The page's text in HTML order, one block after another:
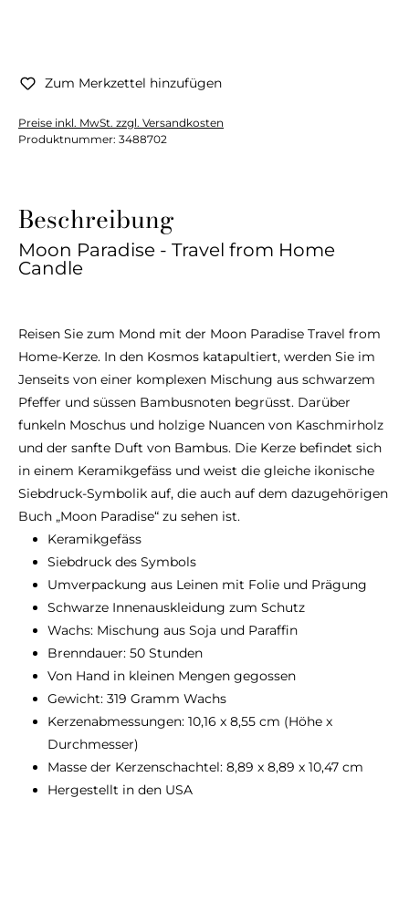
Zum Merkzettel hinzufügen
Preise inkl. MwSt. zzgl. Versandkosten
Produktnummer: 3488702
Beschreibung
Moon Paradise - Travel from Home
Candle
Reisen Sie zum Mond mit der Moon Paradise Travel from
Home-Kerze. In den Kosmos katapultiert, werden Sie im
Jenseits von einer komplexen Mischung aus schwarzem
Pfeffer und süssen Bambusnoten begrüsst. Darüber
funkeln Moschus und holzige Nuancen von Kaschmirholz
und der sanfte Duft von Bambus. Die Kerze befindet sich
in einem Keramikgefäss und weist die gleiche ikonische
Siebdruck-Symbolik auf, die auch auf dem dazugehörigen
Buch „Moon Paradise“ zu sehen ist.
Keramikgefäss
Siebdruck des Symbols
Umverpackung aus Leinen mit Folie und Prägung
Schwarze Innenauskleidung zum Schutz
Wachs: Mischung aus Soja und Paraffin
Brenndauer: 50 Stunden
Von Hand in kleinen Mengen gegossen
Gewicht: 319 Gramm Wachs
Kerzenabmessungen: 10,16 x 8,55 cm (Höhe x
Durchmesser)
Masse der Kerzenschachtel: 8,89 x 8,89 x 10,47 cm
Hergestellt in den USA